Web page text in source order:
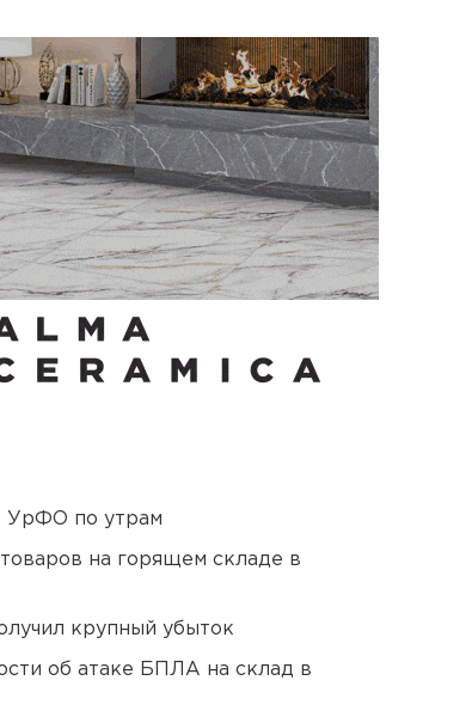
УрФО по утрам
на горящем складе в
крупный убыток
об атаке БПЛА на склад в